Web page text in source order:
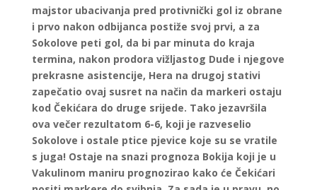
majstor ubacivanja pred protivnički gol iz obrane
i prvo nakon odbijanca postiže svoj prvi, a za
Sokolove peti gol, da bi par minuta do kraja
termina, nakon prodora vižljastog Dude i njegove
prekrasne asistencije, Hera na drugoj stativi
zapečatio ovaj susret na način da markeri ostaju
kod Čekićara do druge srijede. Tako jezavršila
ova večer rezultatom 6-6, koji je razveselio
Sokolove i ostale ptice pjevice koje su se vratile
s juga! Ostaje na snazi prognoza Bokija koji je u
Vakulinom maniru prognozirao kako će Čekićari